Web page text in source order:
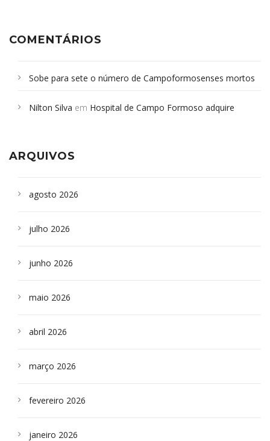
COMENTÁRIOS
Sobe para sete o número de Campoformosenses mortos
Campoformosenses que morreram em desabamentos são
Nilton Silva em Hospital de Campo Formoso adquire
ARQUIVOS
agosto 2026
julho 2026
junho 2026
maio 2026
abril 2026
março 2026
fevereiro 2026
janeiro 2026